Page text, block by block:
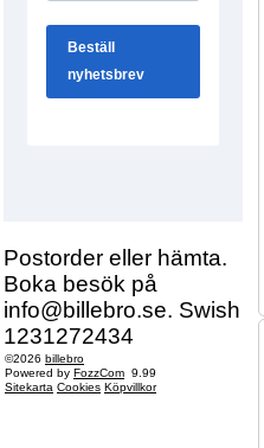
Postorder eller hämta.
Boka besök på
info@billebro.se. Swish
1231272434
©2026 billebro
Powered by FozzCom 9.99
Sitekarta Cookies Köpvillkor